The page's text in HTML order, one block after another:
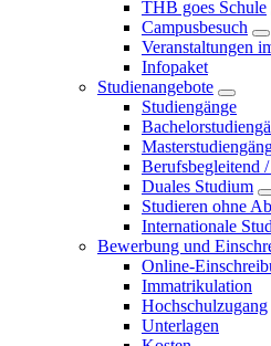
THB goes Schule
Campusbesuch
Veranstaltungen
Infopaket
Studienangebote
Studiengänge
Berufsbegleitend
Duales Studium
Studieren ohne
Internationale
Bewerbung und
Online-
Immatrikulation
Hochschulzugang
Unterlagen